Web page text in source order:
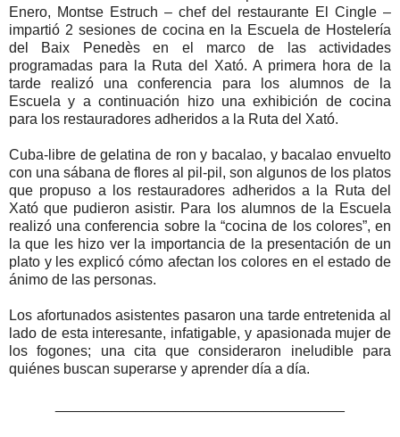
Enero, Montse Estruch – chef del restaurante El Cingle –
impartió 2 sesiones de cocina en la Escuela de Hostelería
del Baix Penedès en el marco de las actividades
programadas para la Ruta del Xató. A primera hora de la
tarde realizó una conferencia para los alumnos de la
Escuela y a continuación hizo una exhibición de cocina
para los restauradores adheridos a la Ruta del Xató.
Cuba-libre de gelatina de ron y bacalao, y bacalao envuelto
con una sábana de flores al pil-pil, son algunos de los platos
que propuso a los restauradores adheridos a la Ruta del
Xató que pudieron asistir. Para los alumnos de la Escuela
realizó una conferencia sobre la “cocina de los colores”, en
la que les hizo ver la importancia de la presentación de un
plato y les explicó cómo afectan los colores en el estado de
ánimo de las personas.
Los afortunados asistentes pasaron una tarde entretenida al
lado de esta interesante, infatigable, y apasionada mujer de
los fogones; una cita que consideraron ineludible para
quiénes buscan superarse y aprender día a día.